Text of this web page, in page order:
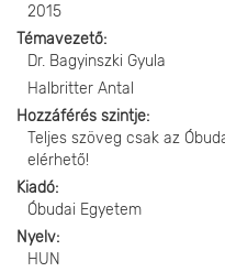
2015
Témavezető
Dr. Bagyinszki Gyula
Halbritter Antal
Hozzáférés szintje
Teljes szöveg csak az
elérhető!
Kiadó
Óbudai Egyetem
Nyelv
HUN